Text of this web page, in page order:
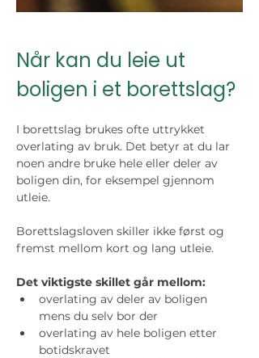
Når kan du leie ut
boligen i et borettslag?
I borettslag brukes ofte uttrykket
overlating av bruk. Det betyr at du lar
noen andre bruke hele eller deler av
boligen din, for eksempel gjennom
utleie.
Borettslagsloven skiller ikke først og
fremst mellom kort og lang utleie.
Det viktigste skillet går mellom:
overlating av deler av boligen
mens du selv bor der
overlating av hele boligen etter
botidskravet